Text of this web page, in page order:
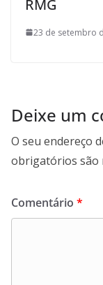
RMG
23 de setembro
Deixe um
O seu endereço
obrigatórios são
Comentário *